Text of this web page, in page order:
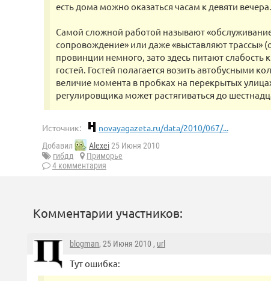
есть дома можно оказаться часам к девяти вечера.
Самой сложной работой называют
сопровождение» или даже «выставляют трассы»
провинции немного, зато здесь питают
гостей. Гостей полагается возить автобусными
величие момента в пробках на перекрытых
регулировщика может растягиваться до
Источник: novayagazeta.ru/data/2010/067/...
Добавил Alexei25 Июня 2010
гибдд
Приморье
4 комментария
Комментарии участников:
blogman, 25 Июня 2010 , url
Тут ошибка: